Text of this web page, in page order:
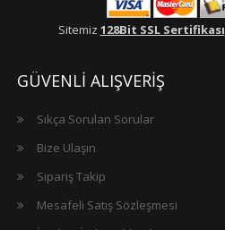
Sitemiz 128Bit SSL Sertifikası
GÜVENLİ ALIŞVERİŞ
Sıkça Sorulan Sorular
Bize Ulaşın
Sipariş Takip
Mesafeli Satış Sözleşmesi